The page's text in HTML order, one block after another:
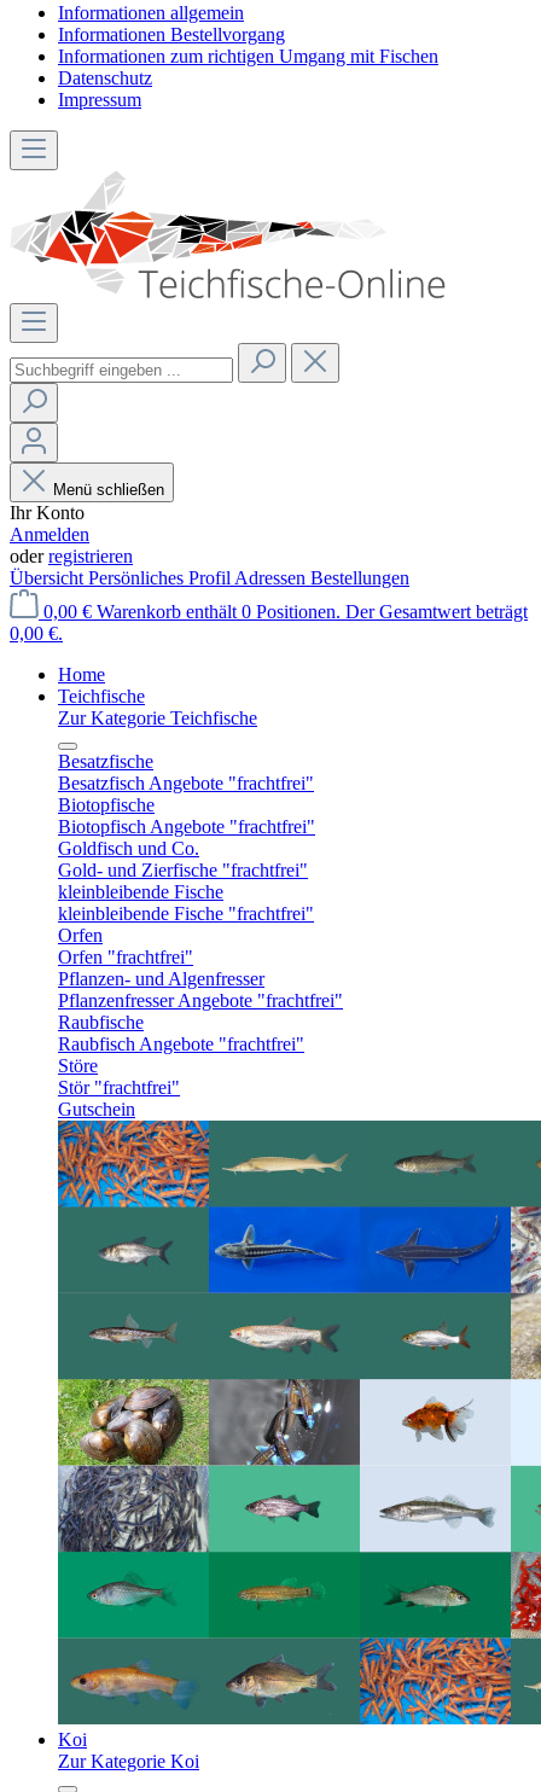
Informationen allgemein
Informationen Bestellvorgang
Informationen zum richtigen Umgang mit Fischen
Datenschutz
Impressum
Menü schließen
Ihr Konto
Anmelden
oderregistrieren
Übersicht Persönliches Profil Adressen Bestellungen
0,00 € Warenkorb enthält 0 Positionen. Der Gesamtwert beträgt
0,00 €.
Home
Teichfische
Zur Kategorie Teichfische
Besatzfische
Besatzfisch Angebote "frachtfrei"
Biotopfische
Biotopfisch Angebote "frachtfrei"
Goldfisch und Co.
Gold- und Zierfische "frachtfrei"
kleinbleibende Fische
kleinbleibende Fische "frachtfrei"
Orfen
Orfen "frachtfrei"
Pflanzen- und Algenfresser
Pflanzenfresser Angebote "frachtfrei"
Raubfische
Raubfisch Angebote "frachtfrei"
Störe
Stör "frachtfrei"
Gutschein
Koi
Zur Kategorie Koi